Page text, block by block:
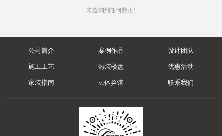
未查询到任何数据!
公司简介 案例作品 设计团队
施工工艺 热装楼盘 优惠活动
家装指南 vr体验馆 联系我们